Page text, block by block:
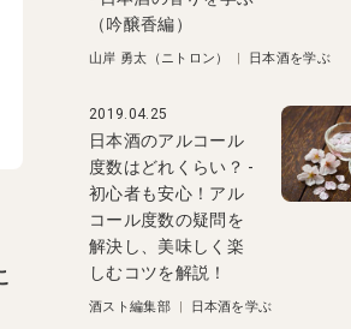
（吟醸香編）
山岸 勇太（ニトロン） | 日本酒を学ぶ
2019.04.25
日本酒のアルコール
度数はどれくらい？ -
初心者も安心！アル
コール度数の疑問を
解決し、美味しく楽
しむコツを解説！
酒スト編集部| 日本酒を学ぶ